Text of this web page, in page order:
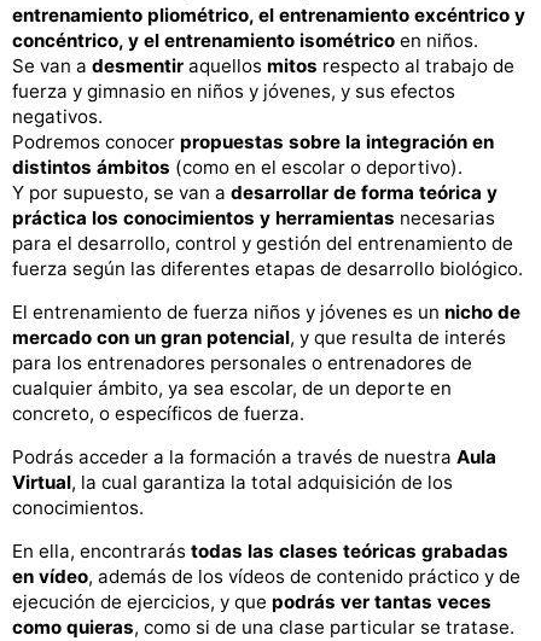
entrenamiento pliométrico, el entrenamiento excéntrico y
concéntrico, y el entrenamiento isométrico en niños.
Se van a desmentir aquellos mitos respecto al trabajo de
fuerza y gimnasio en niños y jóvenes, y sus efectos
negativos.
Podremos conocer propuestas sobre la integración en
distintos ámbitos (como en el escolar o deportivo).
Y por supuesto, se van a desarrollar de forma teórica y
práctica los conocimientos y herramientas necesarias
para el desarrollo, control y gestión del entrenamiento de
fuerza según las diferentes etapas de desarrollo biológico.
El entrenamiento de fuerza niños y jóvenes es un nicho de
mercado con un gran potencial, y que resulta de interés
para los entrenadores personales o entrenadores de
cualquier ámbito, ya sea escolar, de un deporte en
concreto, o específicos de fuerza.
Podrás acceder a la formación a través de nuestra Aula
Virtual, la cual garantiza la total adquisición de los
conocimientos.
En ella, encontrarás todas las clases teóricas grabadas
en vídeo, además de los vídeos de contenido práctico y de
ejecución de ejercicios, y que podrás ver tantas veces
como quieras, como si de una clase particular se tratase.